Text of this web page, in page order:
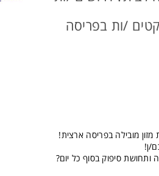
/ות בפריסה
מזון מובילה בפריסה ארצית!
ן!
ותחושת סיפוק בסוף כל יום?
כי כל לקוח יוצא עם חוויה טובה!